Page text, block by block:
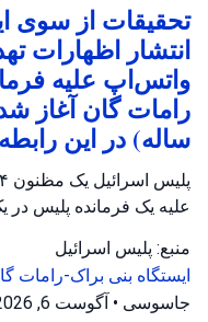
تحقیقات از سوی
انتشار اظهارات
واتس‌اپ علیه
ساله) در این
علیه یک فرمانده پلیس
منبع: پلیس اسرائیل
ایستگاه بنی براک-رامات
جاسوسی • آگوست 6, 2026 at 1:48 ب.ظ